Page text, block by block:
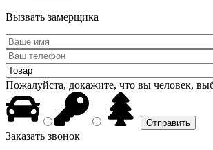
Вызвать замерщика
Пожалуйста, докажите, что вы человек,
Заказать звонок